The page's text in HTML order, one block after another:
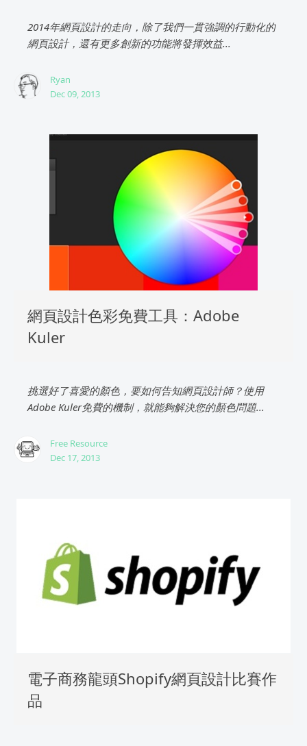
2014年網頁設計的走向，除了我們一貫強調的行動化的
網頁設計，還有更多創新的功能將發揮效益...
Ryan
Dec 09, 2013
網頁設計色彩免費工具：Adobe
Kuler
挑選好了喜愛的顏色，要如何告知網頁設計師？使用
Adobe Kuler免費的機制，就能夠解決您的顏色問題...
Free Resource
Dec 17, 2013
電子商務龍頭Shopify網頁設計比賽作
品